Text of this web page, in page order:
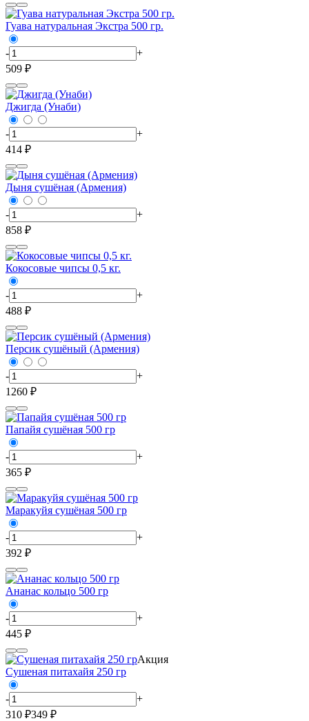
Гуава натуральная Экстра 500 гр.
-
+
509 ₽
Джигда (Унаби)
-
+
414 ₽
Дыня сушёная (Армения)
-
+
858 ₽
Кокосовые чипсы 0,5 кг.
-
+
488 ₽
Персик сушёный (Армения)
-
+
1260 ₽
Папайя сушёная 500 гр
-
+
365 ₽
Маракуйя сушёная 500 гр
-
+
392 ₽
Ананас кольцо 500 гр
-
+
445 ₽
Акция
Сушеная питахайя 250 гр
-
+
310 ₽349 ₽